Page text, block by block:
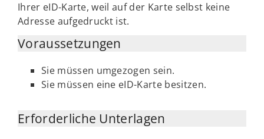
Ihrer eID-Karte, weil auf der Karte selbst keine
Adresse aufgedruckt ist.
Voraussetzungen
Sie müssen umgezogen sein.
Sie müssen eine eID-Karte besitzen.
Erforderliche Unterlagen